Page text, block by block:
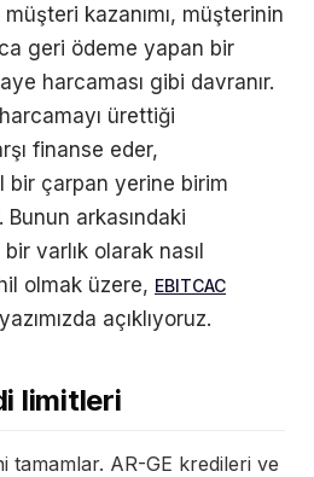
kazanımı, müşterinin
geri ödeme yapan bir
harcaması gibi davranır.
ürettiği
finanse eder,
bir çarpan yerine birim
Bunun arkasındaki
varlık olarak nasıl
olmak üzere, EBITCAC
açıklıyoruz.
limitleri
tamamlar. AR-GE kredileri ve